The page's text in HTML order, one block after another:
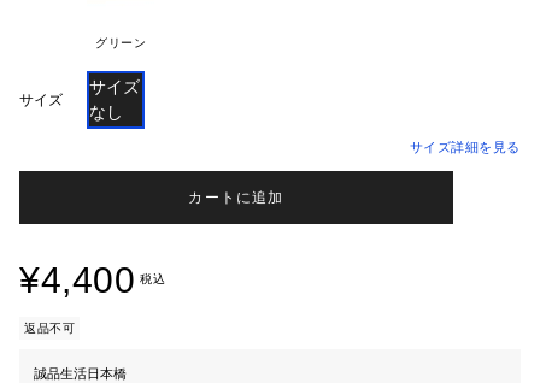
グリーン
サイズ
サイズ
なし
サイズ詳細を見る
カートに追加
¥4,400 税込
返品不可
誠品生活日本橋